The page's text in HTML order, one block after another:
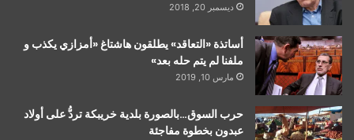
ديسمبر 20, 2018
أساتذة «التعاقد» يطلقون هاشتاغ «أمزازي يكذب و
ملفنا لم يتم حله بعد»
مارس 10, 2019
حرب السوق…بالصورة بلدية خريبكة تردُّ على أولاد
عبدون بخطوة مفاجئة